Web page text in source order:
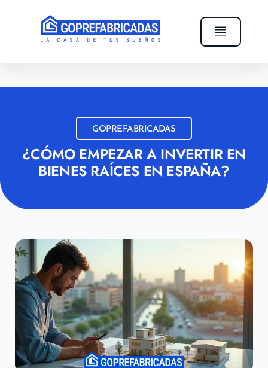
GOPREFABRICADAS
¿CÓMO EMPEZAR A INVERTIR EN
BIENES RAÍCES EN ESPAÑA?